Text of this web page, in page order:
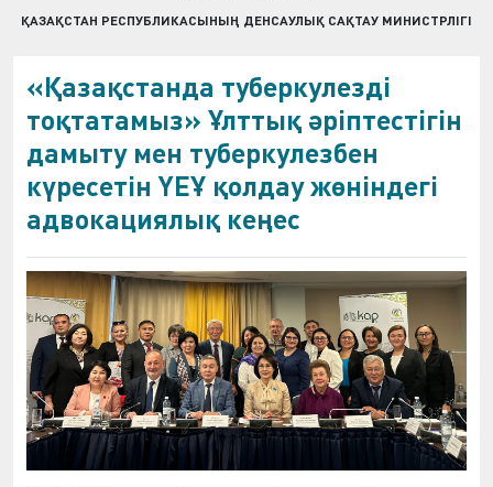
ҚАЗАҚСТАН РЕСПУБЛИКАСЫНЫҢ ДЕНСАУЛЫҚ САҚТАУ МИНИСТРЛІГІ
«Қазақстанда туберкулезді
тоқтатамыз» Ұлттық әріптестігін
дамыту мен туберкулезбен
күресетін ҮЕҰ қолдау жөніндегі
адвокациялық кеңес